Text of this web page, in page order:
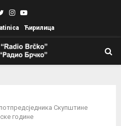
TwitterInstagram
Youtube
Ћирилица
Скупштине
године